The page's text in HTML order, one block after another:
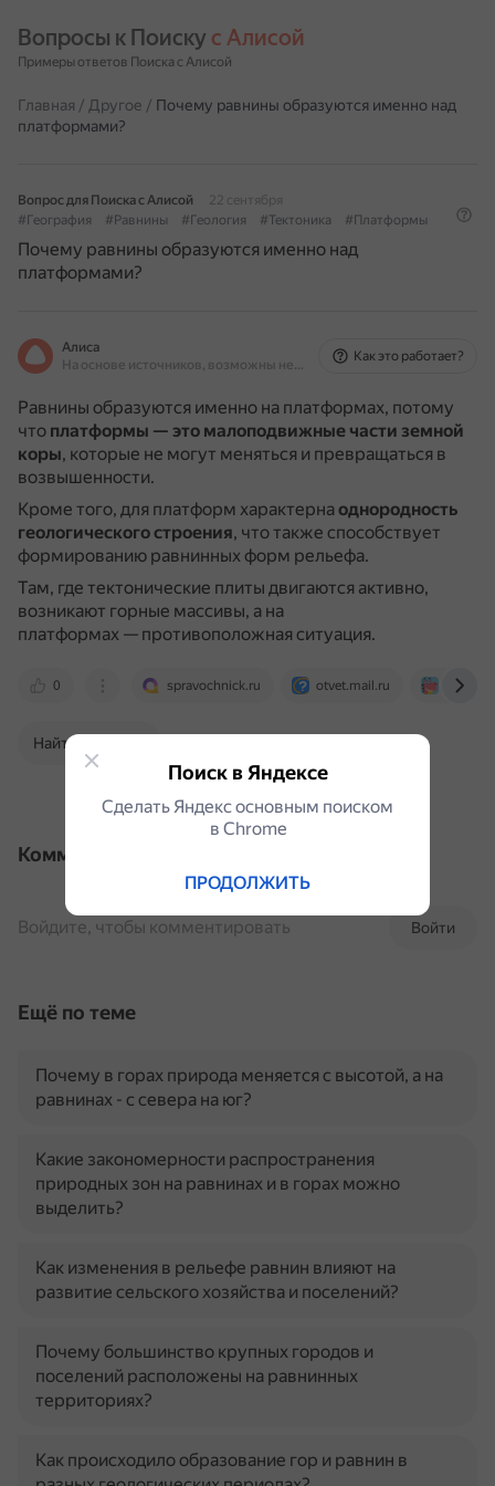
Вопросы к Поиску с Алисой
Примеры ответов Поиска с Алисой
Главная / Другое / Почему равнины образуются именно над
платформами?
Вопрос для Поиска с Алисой
22 сентября
#География
#Равнины #Геология #Тектоника #Платформы
Почему равнины образуются именно над
платформами?
Алиса
На основе источников, возможны неточности
Как это работает?
Равнины образуются именно на платформах, потому
что платформы — это малоподвижные части земной
коры, которые не могут меняться и превращаться в
возвышенности.
Кроме того, для платформ характернаоднородность
геологического строения, что также способствует
формированию равнинных форм рельефа.
Там, где тектонические плиты двигаются активно,
возникают горные массивы, а на
платформах — противоположная ситуация.
0 spravochnick.ru otvet.mail.ru uchi.ru
Найти в Поиске
Комментарии
Войти
Войдите, чтобы комментировать
Ещё по теме
Почему в горах природа меняется с высотой, а на
равнинах - с севера на юг?
Какие закономерности распространения
природных зон на равнинах и в горах можно
выделить?
Как изменения в рельефе равнин влияют на
развитие сельского хозяйства и поселений?
Почему большинство крупных городов и
поселений расположены на равнинных
территориях?
Как происходило образование гор и равнин в
Поиск в Яндексе
Сделать Яндекс основным поиском
в Сhrome
ПРОДОЛЖИТЬ